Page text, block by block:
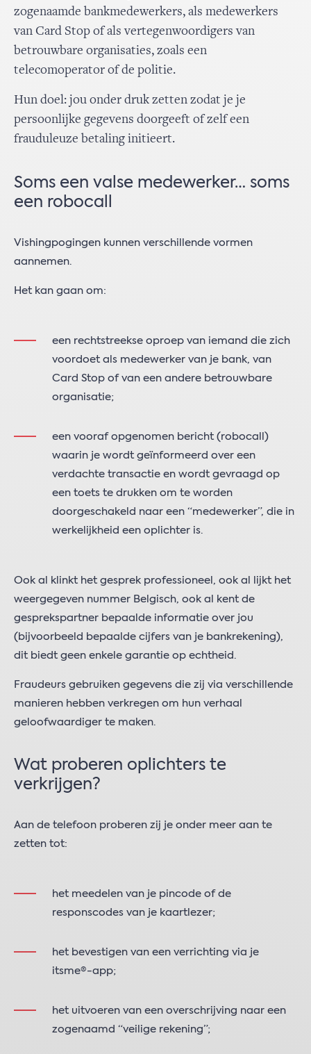
zogenaamde bankmedewerkers, als medewerkers
van Card Stop of als vertegenwoordigers van
betrouwbare organisaties, zoals een
telecomoperator of de politie.
Hun doel: jou onder druk zetten zodat je je
persoonlijke gegevens doorgeeft of zelf een
frauduleuze betaling initieert.
Soms een valse medewerker… soms
een robocall
Vishingpogingen kunnen verschillende vormen
aannemen.
Het kan gaan om:
een rechtstreekse oproep van iemand die zich
voordoet als medewerker van je bank, van
Card Stop of van een andere betrouwbare
organisatie;
een vooraf opgenomen bericht (robocall)
waarin je wordt geïnformeerd over een
verdachte transactie en wordt gevraagd op
een toets te drukken om te worden
doorgeschakeld naar een “medewerker”, die in
werkelijkheid een oplichter is.
Ook al klinkt het gesprek professioneel, ook al lijkt het
weergegeven nummer Belgisch, ook al kent de
gesprekspartner bepaalde informatie over jou
(bijvoorbeeld bepaalde cijfers van je bankrekening),
dit biedt geen enkele garantie op echtheid.
Fraudeurs gebruiken gegevens die zij via verschillende
manieren hebben verkregen om hun verhaal
geloofwaardiger te maken.
Wat proberen oplichters te
verkrijgen?
Aan de telefoon proberen zij je onder meer aan te
zetten tot:
het meedelen van je pincode of de
responscodes van je kaartlezer;
het bevestigen van een verrichting via je
itsme®-app;
het uitvoeren van een overschrijving naar een
zogenaamd “veilige rekening”;